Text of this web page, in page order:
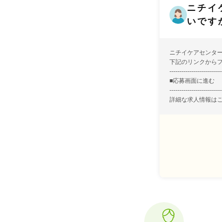
ニチイ
いです
ニチイケアセンタ
下記のリンクから
■応募画面に進む
詳細な求人情報は